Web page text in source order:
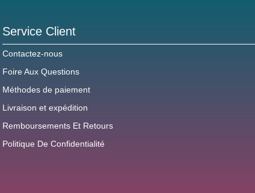
Service Client
Contactez-nous
Foire Aux Questions
Méthodes de paiement
Livraison et expédition
Remboursements Et Retours
Politique De Confidentialité